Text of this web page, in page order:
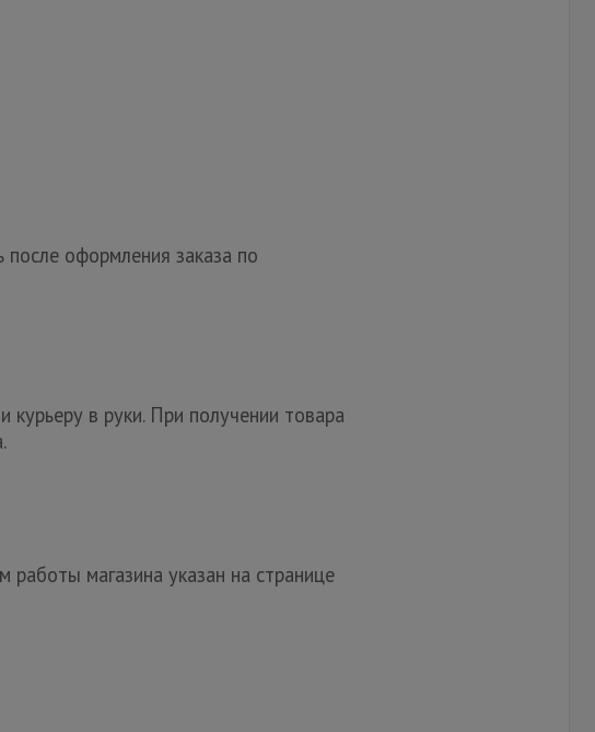
оформления заказа по
курьеру в руки. При получении товара
магазина указан на странице